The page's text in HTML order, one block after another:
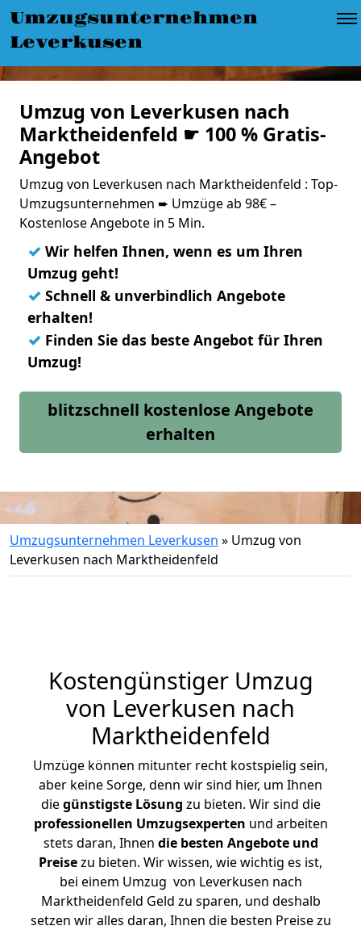
Umzugsunternehmen
Leverkusen
Umzug von Leverkusen nach
Marktheidenfeld ☛ 100 % Gratis-
Angebot
Umzug von Leverkusen nach Marktheidenfeld : Top-
Umzugsunternehmen ➨ Umzüge ab 98€ –
Kostenlose Angebote in 5 Min.
✓ Wir helfen Ihnen, wenn es um Ihren
Umzug geht!
✓ Schnell & unverbindlich Angebote
erhalten!
✓ Finden Sie das beste Angebot für Ihren
Umzug!
blitzschnell kostenlose Angebote
erhalten
Umzugsunternehmen Leverkusen » Umzug von
Leverkusen nach Marktheidenfeld
Kostengünstiger Umzug
von Leverkusen nach
Marktheidenfeld
Umzüge können mitunter recht kostspielig sein,
aber keine Sorge, denn wir sind hier, um Ihnen
diegünstigste Lösung zu bieten. Wir sind die
professionellen Umzugsexperten und arbeiten
stets daran, Ihnen die besten Angebote und
Preisezu bieten. Wir wissen, wie wichtig es ist,
bei einem Umzug von Leverkusen nach
Marktheidenfeld Geld zu sparen, und deshalb
setzen wir alles daran, Ihnen die besten Preise zu